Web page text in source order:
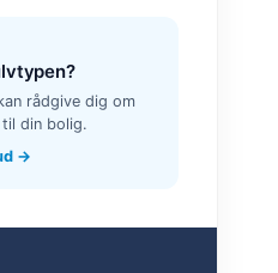
rådgive dig om
din bolig.
→